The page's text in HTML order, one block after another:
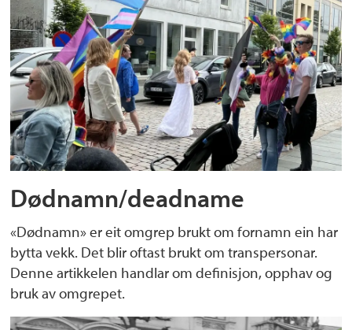
Dødnamn/deadname
«Dødnamn» er eit omgrep brukt om fornamn ein har
bytta vekk. Det blir oftast brukt om transpersonar.
Denne artikkelen handlar om definisjon, opphav og
bruk av omgrepet.